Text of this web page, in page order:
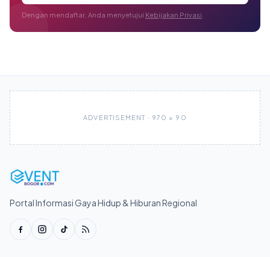
Dengan mendaftar, Anda menyetujui Kebijakan Privasi
ADVERTISEMENT · 970 × 90
Portal Informasi Gaya Hidup & Hiburan Regional